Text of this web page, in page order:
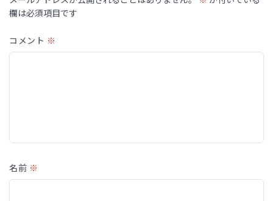
欄は必須項目です
コメント ※
名前 ※